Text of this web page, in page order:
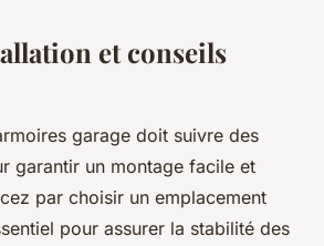
et conseils
garage doit suivre des
garantir un montage facile et
par choisir un emplacement
pour assurer la stabilité des